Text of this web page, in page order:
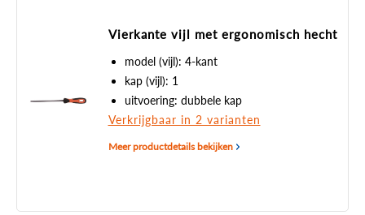
Vierkante vijl met ergonomisch hecht
model (vijl): 4-kant
kap (vijl): 1
uitvoering: dubbele kap
Verkrijgbaar in 2 varianten
Meer productdetails bekijken